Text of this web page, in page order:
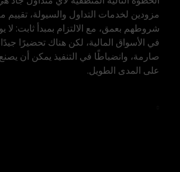
مزودين لخدمات التداول والسيولة، تقييم
شروطهم بعمق، مع الالتزام بمبدأ ثابت:
في الأسواق المالية، لكن هناك تحضيرًا
صارمة، وانضباطًا في التنفيذ يمكن أن
على المدى الطويل.